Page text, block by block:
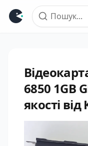
6850 1GB
якості від